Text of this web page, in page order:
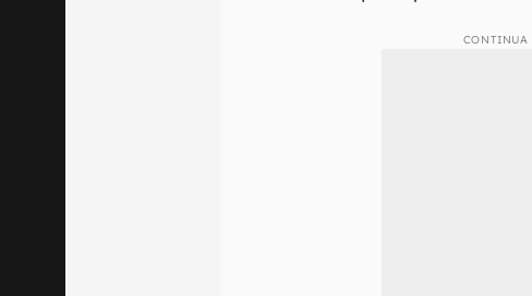
CONTINUA